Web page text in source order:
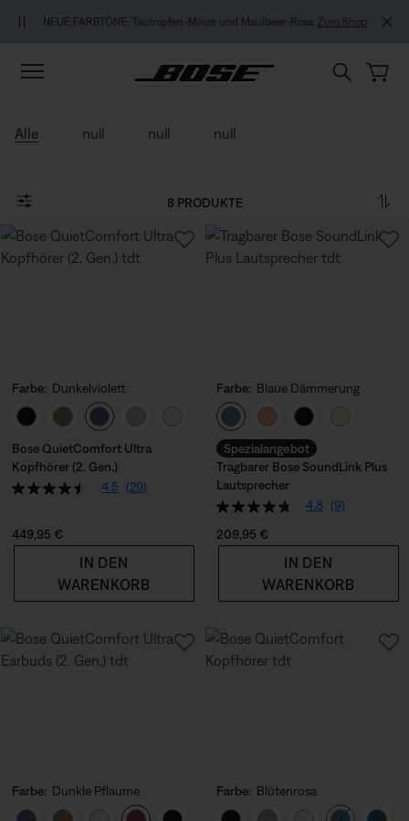
NEUE FARBTÖNE: Tautropfen-Minze und Maulbeer-Rosa. Zum Shop
Alle null null null
8 PRODUKTE
Farbe: Dunkelviolett
Farbe auswählen
Bose QuietComfort Ultra
Kopfhörer (2. Gen.)
4.5
(29)
Preis:
449,95 €
IN DEN
WARENKORB
Farbe: Blaue Dämmerung
Farbe auswählen
Spezialangebot
Tragbarer Bose SoundLink Plus
Lautsprecher
4.8
(9)
Preis:
209,95 €
IN DEN
WARENKORB
Farbe: Dunkle Pflaume
Farbe auswählen
Farbe: Blütenrosa
Farbe auswählen